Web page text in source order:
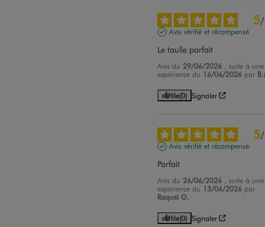
5/
Avis vérifié et récompensé
Le taulle parfait
Avis du 29/06/2026
, suite à une
expérience du 16/06/2026 par
Utile(0) Signaler
5/
Avis vérifié et récompensé
Parfait
Avis du 26/06/2026
, suite à une
expérience du 13/06/2026 par
Raquel G.
Utile(0) Signaler